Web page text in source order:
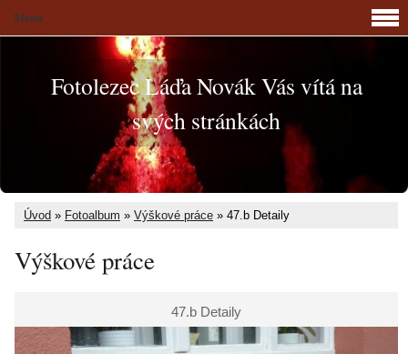
Fotolezec Láďa Novák Vás vítá na
svých stránkách
Úvod » Fotoalbum » Výškové práce » 47.b Detaily
Výškové práce
47.b Detaily
Menu